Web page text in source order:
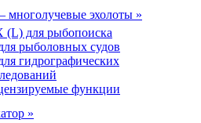
многолучевые эхолоты »
(L) для рыбопоиска
рыболовных судов
гидрографических
функции
»